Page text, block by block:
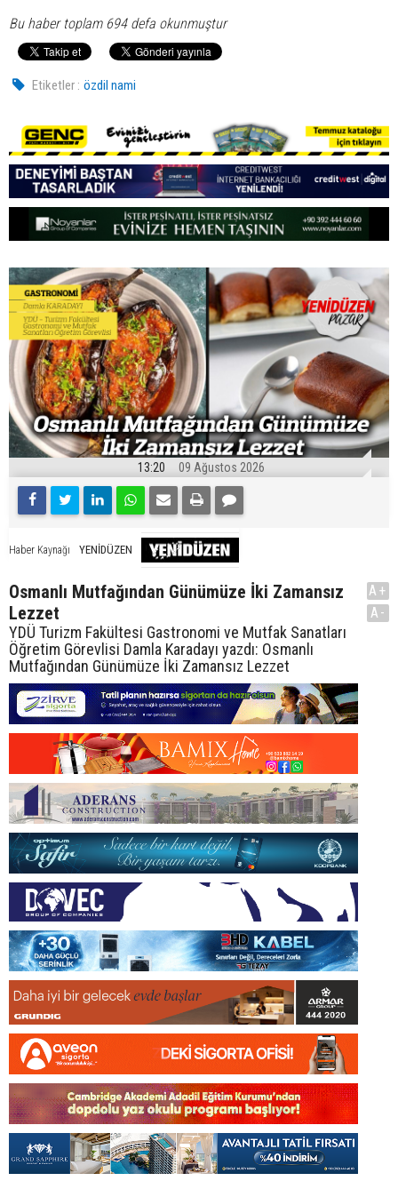
Bu haber toplam 694 defa okunmuştur
Etiketler : özdil nami
13:20 09 Ağustos 2026
Haber Kaynağı YENİDÜZEN
Osmanlı Mutfağından Günümüze İki Zamansız
Lezzet
YDÜ Turizm Fakültesi Gastronomi ve Mutfak Sanatları
Öğretim Görevlisi Damla Karadayı yazdı: Osmanlı
Mutfağından Günümüze İki Zamansız Lezzet
A+
A-